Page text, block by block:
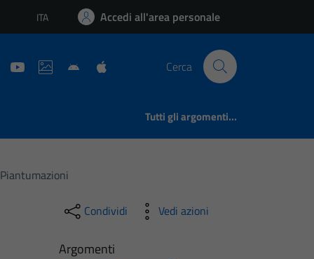
Lingua attiva:
ITA Accedi all'area personale
Cerca
Tutti gli argomenti...
Condividi Vedi azioni
Argomenti